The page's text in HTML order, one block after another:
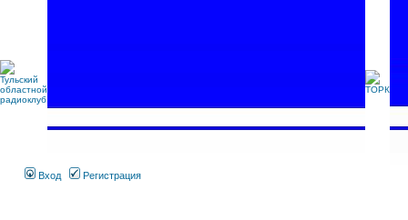
Вход Регистрация